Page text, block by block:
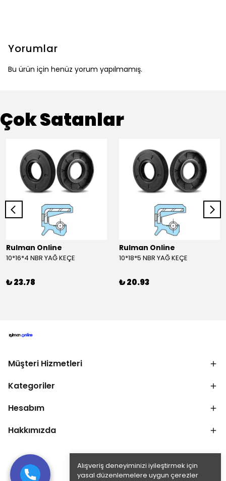
Alışveriş deneyiminizi iyileştirmek için
yasal düzenlemelere uygun çerezler
Yorumlar
Bu ürün için henüz yorum yapılmamış.
Çok Satanlar
Rulman Online
10*16*4 NBR YAĞ KEÇE
₺ 23.78
Rulman Online
10*18*5 NBR YAĞ KEÇE
₺ 20.93
Müşteri Hizmetleri
Kategoriler
Hesabım
Hakkımızda